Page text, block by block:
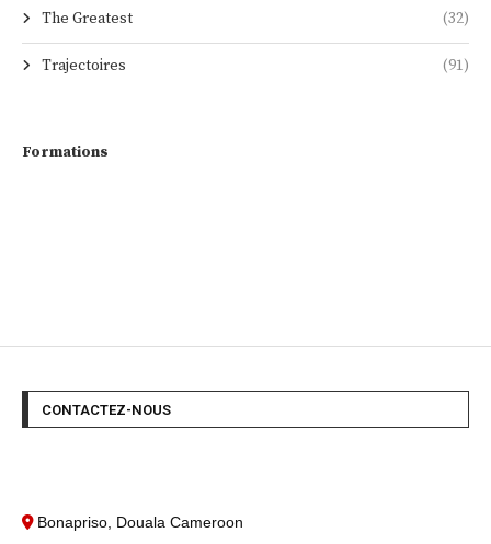
The Greatest (32)
Trajectoires (91)
Formations
CONTACTEZ-NOUS
Bonapriso, Douala Cameroon